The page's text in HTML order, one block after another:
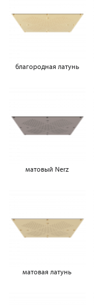
благородная латунь
матовый Nerz
матовая латунь